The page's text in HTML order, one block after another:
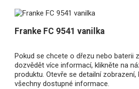
Franke FC 9541 vanilka
Pokud se chcete o dřezu nebo baterii
dozvědět více informací, klikněte na
produktu. Otevře se detailní zobrazení,
všechny dostupné informace.